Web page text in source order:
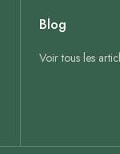
Blog
Voir tous les